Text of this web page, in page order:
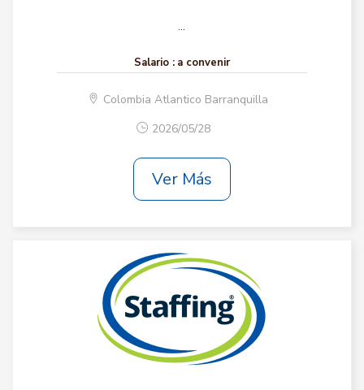
...
Salario : a convenir
Colombia Atlantico Barranquilla
2026/05/28
Ver Más